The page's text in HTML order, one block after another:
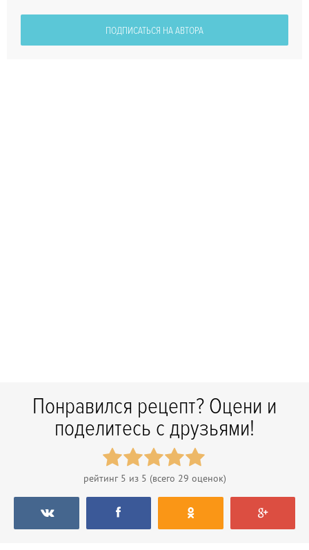
ПОДПИСАТЬСЯ НА АВТОРА
Понравился рецепт? Оцени и
поделитесь с друзьями!
рейтинг 5 из 5 (всего 29 оценок)